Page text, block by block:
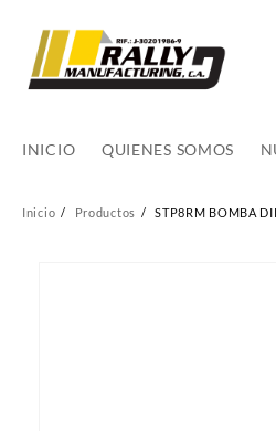
contenido
INICIO QUIENES SOMOS
Inicio Productos STP8RM BOMBA